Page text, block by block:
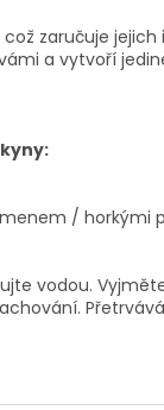
zaručuje
a vytvoří
/ horkými
vodou.